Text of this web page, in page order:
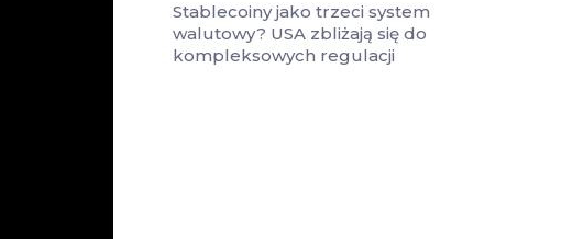
Stablecoiny jako trzeci system
walutowy? USA zbliżają się do
kompleksowych regulacji